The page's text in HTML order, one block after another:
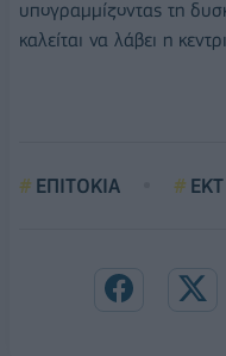
υπογραμμίζοντας τη
καλείται να λάβει η
ΕΠΙΤΟΚΙΑ ΕΚΤ